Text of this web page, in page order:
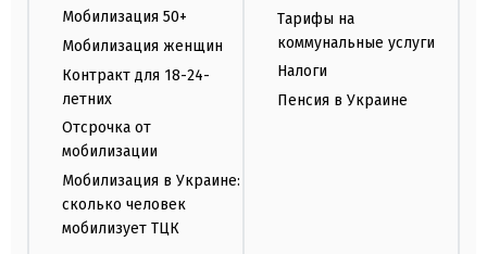
Мобилизация 50+
Мобилизация женщин
Контракт для 18-24-
летних
Отсрочка от
мобилизации
Мобилизация в Украине:
сколько человек
мобилизует ТЦК
Тарифы на
коммунальные услуги
Налоги
Пенсия в Украине